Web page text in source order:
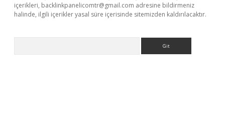
içerikleri, backlinkpanelicomtr@gmail.com adresine bildirmeniz
halinde, ilgili içerikler yasal süre içerisinde sitemizden kaldırılacaktır.